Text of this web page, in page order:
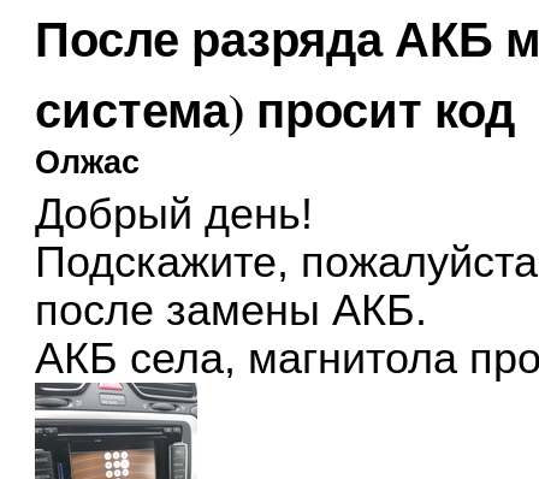
После разряда АКБ
система) просит код
Олжас
Добрый день!
Подскажите,
после замены АКБ.
АКБ села, магнитола